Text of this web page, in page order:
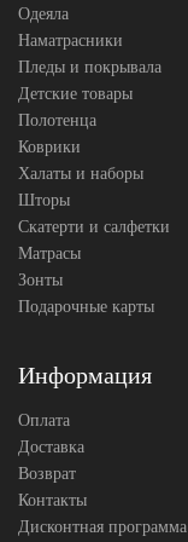
Одеяла
Наматрасники
Пледы и покрывала
Детские товары
Полотенца
Коврики
Халаты и наборы
Шторы
Скатерти и салфетки
Матрасы
Зонты
Подарочные карты
Информация
Оплата
Доставка
Возврат
Контакты
Дисконтная программа